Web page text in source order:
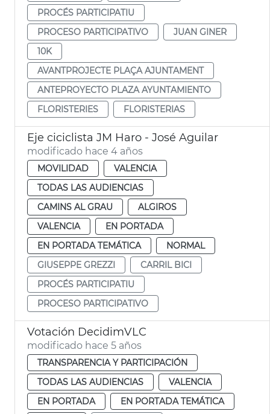
PROCÉS PARTICIPATIU
PROCESO PARTICIPATIVO
JUAN GINER
10K
AVANTPROJECTE PLAÇA AJUNTAMENT
ANTEPROYECTO PLAZA AYUNTAMIENTO
FLORISTERIES
FLORISTERIAS
Eje ciciclista JM Haro - José Aguilar
modificado hace 4 años
MOVILIDAD
VALENCIA
TODAS LAS AUDIENCIAS
CAMINS AL GRAU
ALGIROS
VALENCIA
EN PORTADA
EN PORTADA TEMÁTICA
NORMAL
GIUSEPPE GREZZI
CARRIL BICI
PROCÉS PARTICIPATIU
PROCESO PARTICIPATIVO
Votación DecidimVLC
modificado hace 5 años
TRANSPARENCIA Y PARTICIPACIÓN
TODAS LAS AUDIENCIAS
VALENCIA
EN PORTADA
EN PORTADA TEMÁTICA